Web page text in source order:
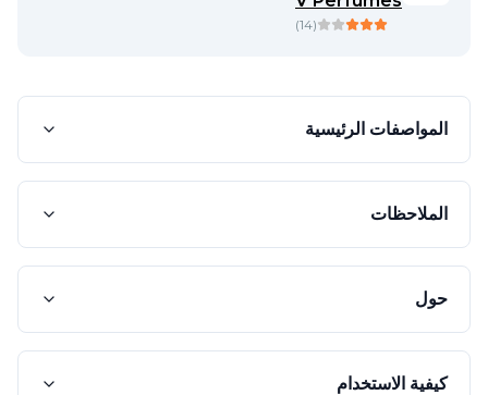
(
14
)
المواصفات الرئيسية
الملاحظات
حول
كيفية الاستخدام